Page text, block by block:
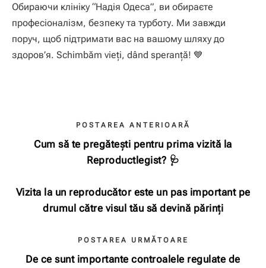
Обираючи клініку “Надія Одеса”, ви обираєте
професіоналізм, безпеку та турботу. Ми завжди
поруч, щоб підтримати вас на вашому шляху до
здоров’я. Schimbăm vieți, dând speranță! 💙
POSTAREA ANTERIOARĂ
Cum să te pregătești pentru prima vizită la
Reproductlegist? 🩺
Vizita la un reproducător este un pas important pe
drumul către visul tău să devină părinți
POSTAREA URMĂTOARE
De ce sunt importante controalele regulate de